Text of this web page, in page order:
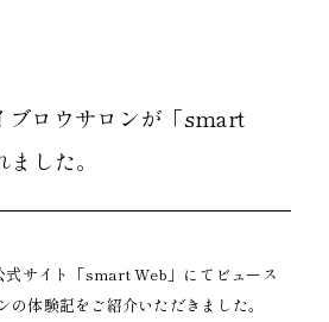
ブロウサロンが「smart
した。
サイト「smart Web」にてビュース
の体験記をご紹介いただきました。